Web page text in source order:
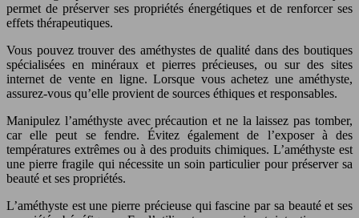
permet de préserver ses propriétés énergétiques et de renforcer ses
effets thérapeutiques.
Vous pouvez trouver des améthystes de qualité dans des boutiques
spécialisées en minéraux et pierres précieuses, ou sur des sites
internet de vente en ligne. Lorsque vous achetez une améthyste,
assurez-vous qu’elle provient de sources éthiques et responsables.
Manipulez l’améthyste avec précaution et ne la laissez pas tomber,
car elle peut se fendre. Évitez également de l’exposer à des
températures extrêmes ou à des produits chimiques. L’améthyste est
une pierre fragile qui nécessite un soin particulier pour préserver sa
beauté et ses propriétés.
L’améthyste est une pierre précieuse qui fascine par sa beauté et ses